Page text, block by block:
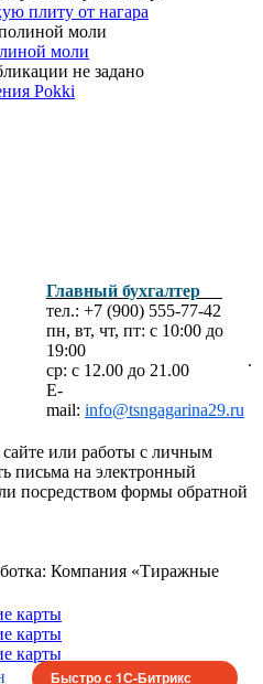
плиту от нагара
моли
Pokki
Главный бухгалтер
тел.: +7 (900) 555-77-42
пн, вт, чт, пт: с 10:00 до
19:00
ср: с 12.00 до 21.00
E-
mail: info@tsngagarina29.ru
.
или работы с личным
письма на электронный
посредством формы обратной
Компания «Тиражные
Быстро с 1С-Битрикс